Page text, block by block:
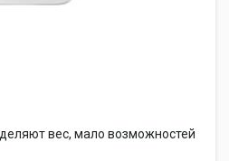
вес, мало возможностей